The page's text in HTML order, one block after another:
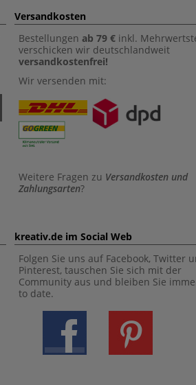
Versandkosten
Bestellungen ab 79 € inkl.
verschicken wir deutschlandweit
versandkostenfrei!
Wir versenden mit:
Weitere Fragen zu Versandkosten und
Zahlungsarten?
kreativ.de im Social Web
Folgen Sie uns auf Facebook, Twitter
Pinterest, tauschen Sie sich mit der
Community aus und bleiben Sie
to date.